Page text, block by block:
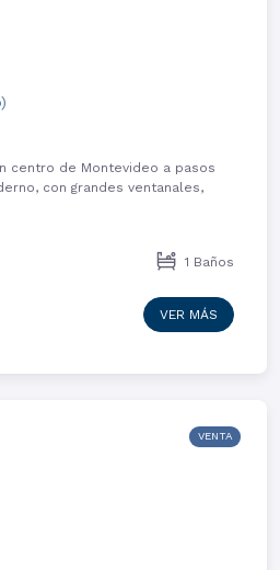
centro de Montevideo a pasos
con grandes ventanales,
1 Baños
VER MÁS
VENTA